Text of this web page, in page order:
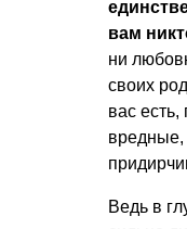
вам
ни
своих
вас есть,
вредные,
Ведь в